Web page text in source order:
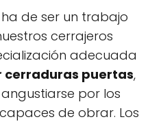
de ser un trabajo
cerrajeros
adecuada
cerraduras puertas,
por los
de obrar. Los